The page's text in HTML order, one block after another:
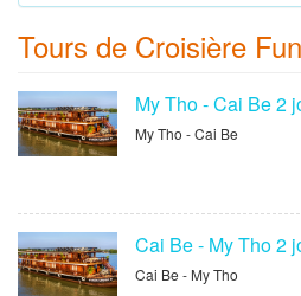
Tours de Croisière
My Tho - Cai Be 2
My Tho - Cai Be
Cai Be - My Tho 2
Cai Be - My Tho